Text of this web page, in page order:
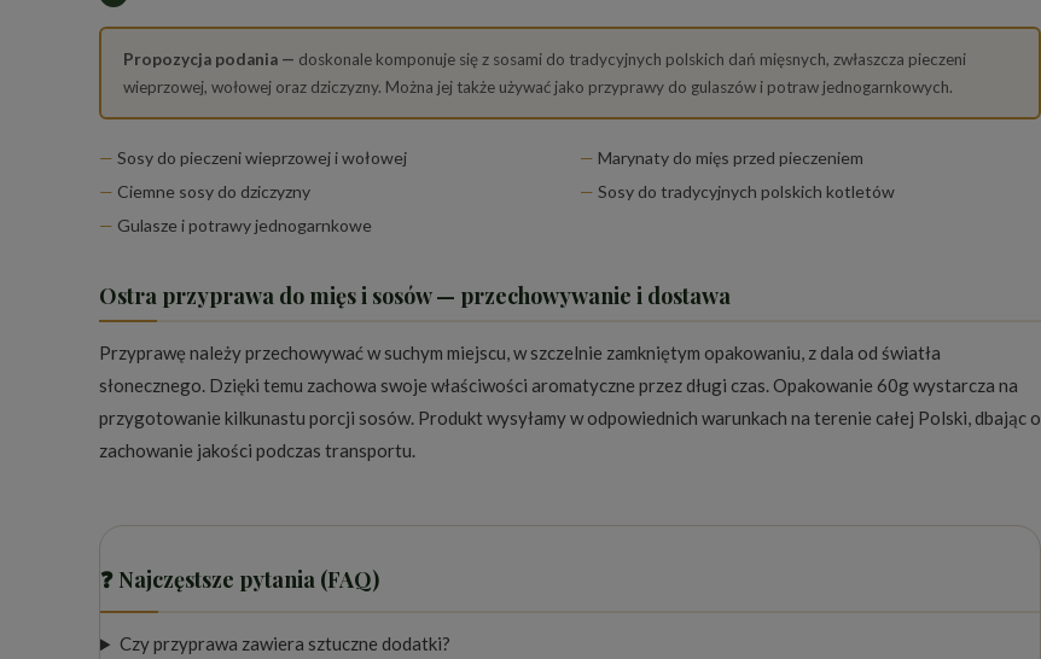
Propozycja podania — doskonale komponuje się z sosami do tradycyjnych polskich dań mięsnych, zwłaszcza pieczeni
wieprzowej, wołowej oraz dziczyzny. Można jej także używać jako przyprawy do gulaszów i potraw jednogarnkowych.
Sosy do pieczeni wieprzowej i wołowej
Ciemne sosy do dziczyzny
Gulasze i potrawy jednogarnkowe
Marynaty do mięs przed pieczeniem
Sosy do tradycyjnych polskich kotletów
Ostra przyprawa do mięs i sosów — przechowywanie i dostawa
Przyprawę należy przechowywać w suchym miejscu, w szczelnie zamkniętym opakowaniu, z dala od światła
słonecznego. Dzięki temu zachowa swoje właściwości aromatyczne przez długi czas. Opakowanie 60g wystarcza na
przygotowanie kilkunastu porcji sosów. Produkt wysyłamy w odpowiednich warunkach na terenie całej Polski, dbając o
zachowanie jakości podczas transportu.
❓ Najczęstsze pytania (FAQ)
Czy przyprawa zawiera sztuczne dodatki?